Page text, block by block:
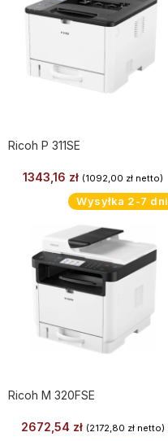
Ricoh P 311SE
1343,16 zł (1092,00 zł netto)
Wysyłka 2-7 dni
Ricoh M 320FSE
2672,54 zł (2172,80 zł netto)